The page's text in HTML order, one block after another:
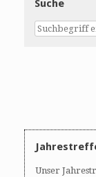
Suche
Unser